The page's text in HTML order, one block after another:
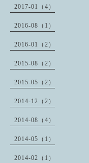
2017-01（4）
2016-08（1）
2016-01（2）
2015-08（2）
2015-05（2）
2014-12（2）
2014-08（4）
2014-05（1）
2014-02（1）